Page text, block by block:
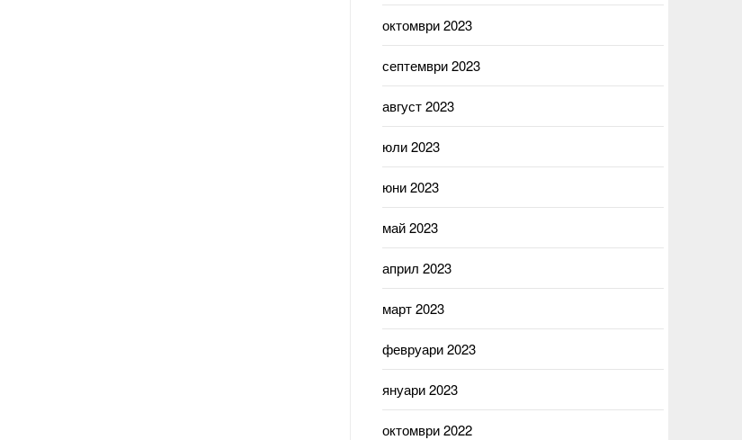
октомври 2023
септември 2023
август 2023
юли 2023
юни 2023
май 2023
април 2023
март 2023
февруари 2023
януари 2023
октомври 2022